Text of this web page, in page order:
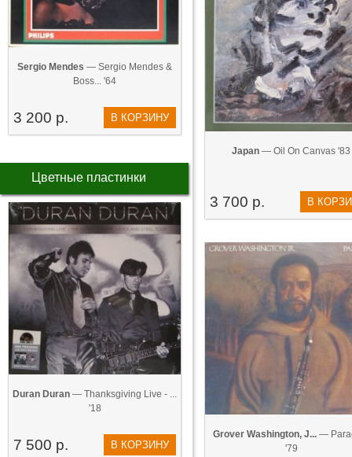
Sergio Mendes — Sergio Mendes &
Boss... '64
3 200 р. В КОРЗИНУ
Цветные пластинки
Duran Duran — Thanksgiving Live - ...
'18
7 500 р. В КОРЗИНУ
Japan — Oil On Canvas '83
3 700 р. В
Grover Washington, J... —
'79